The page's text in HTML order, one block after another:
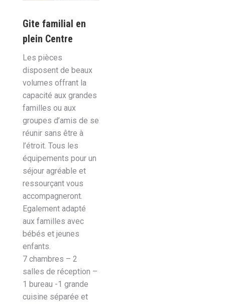
Gite familial en
plein Centre
Les pièces
disposent de beaux
volumes offrant la
capacité aux grandes
familles ou aux
groupes d’amis de se
réunir sans être à
l’étroit. Tous les
équipements pour un
séjour agréable et
ressourçant vous
accompagneront.
Egalement adapté
aux familles avec
bébés et jeunes
enfants.
7 chambres – 2
salles de réception –
1 bureau -1 grande
cuisine séparée et